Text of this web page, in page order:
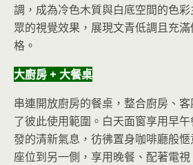
調，成為冷色木質與白底空間的色
眾的視覺效果，展現文青低調且充
格。
大廚房 + 大餐桌
串連開放廚房的餐桌，整合廚房、
了彼此使用範圍。白天面窗享用早
發的清新氣息，彷彿置身咖啡廳般
座位到另一側，享用晚餐、配著電